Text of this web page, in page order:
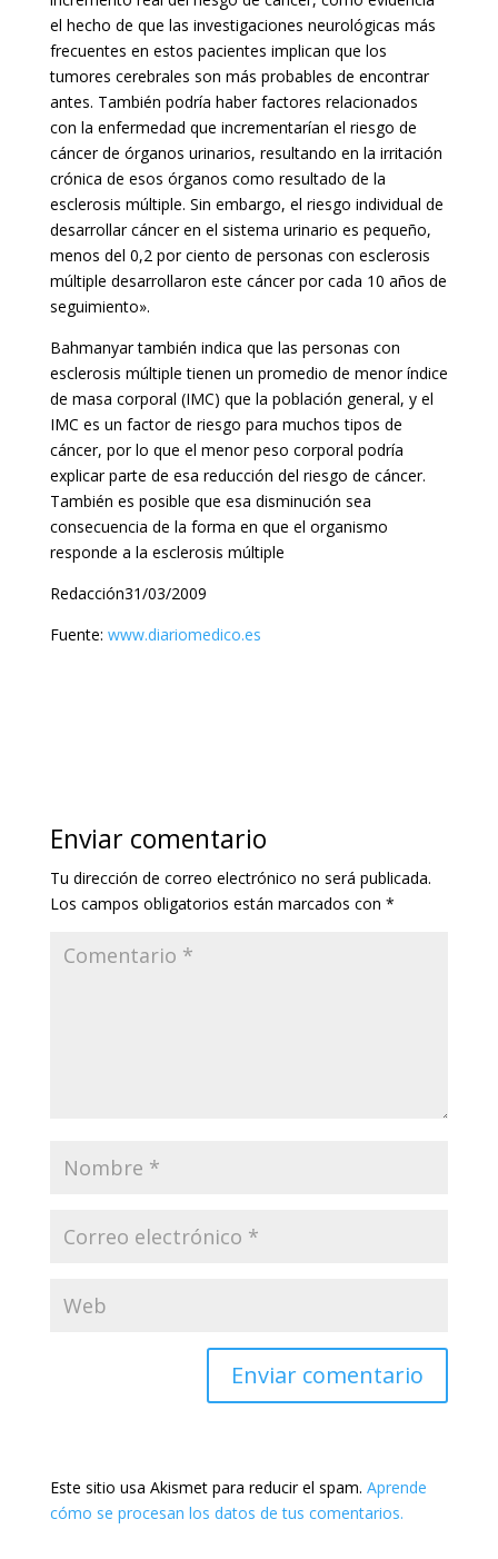
el hecho de que las investigaciones neurológicas más
frecuentes en estos pacientes implican que los
tumores cerebrales son más probables de encontrar
antes. También podría haber factores relacionados
con la enfermedad que incrementarían el riesgo de
cáncer de órganos urinarios, resultando en la irritación
crónica de esos órganos como resultado de la
esclerosis múltiple. Sin embargo, el riesgo individual de
desarrollar cáncer en el sistema urinario es pequeño,
menos del 0,2 por ciento de personas con esclerosis
múltiple desarrollaron este cáncer por cada 10 años de
seguimiento».
Bahmanyar también indica que las personas con
esclerosis múltiple tienen un promedio de menor índice
de masa corporal (IMC) que la población general, y el
IMC es un factor de riesgo para muchos tipos de
cáncer, por lo que el menor peso corporal podría
explicar parte de esa reducción del riesgo de cáncer.
También es posible que esa disminución sea
consecuencia de la forma en que el organismo
responde a la esclerosis múltiple
Redacción31/03/2009
Fuente: www.diariomedico.es
Enviar comentario
Tu dirección de correo electrónico no será publicada.
Los campos obligatorios están marcados con *
Este sitio usa Akismet para reducir el spam. Aprende
cómo se procesan los datos de tus comentarios.